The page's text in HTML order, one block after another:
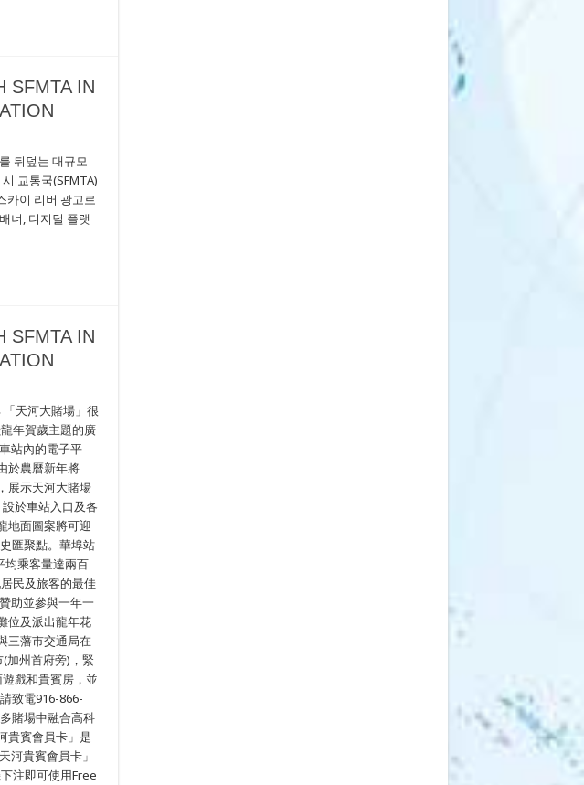
SFMTA IN
뒤덮는 대규모
교통국(SFMTA)
카이 리버 광고로
너, 디지털 플랫
SFMTA IN
天河大賭場」很
年賀歲主題的廣
站內的電子平
於農曆新年將
展示天河大賭場
於車站入口及各
地面圖案將可迎
匯聚點。華埠站
均乘客量達兩百
民及旅客的最佳
助並參與一年一
位及派出龍年花
三藩市交通局在
加州首府旁)，緊
戲和貴賓房，並
致電916-866-
賭場中融合高科
貴賓會員卡」是
河貴賓會員卡」
注即可使用Free